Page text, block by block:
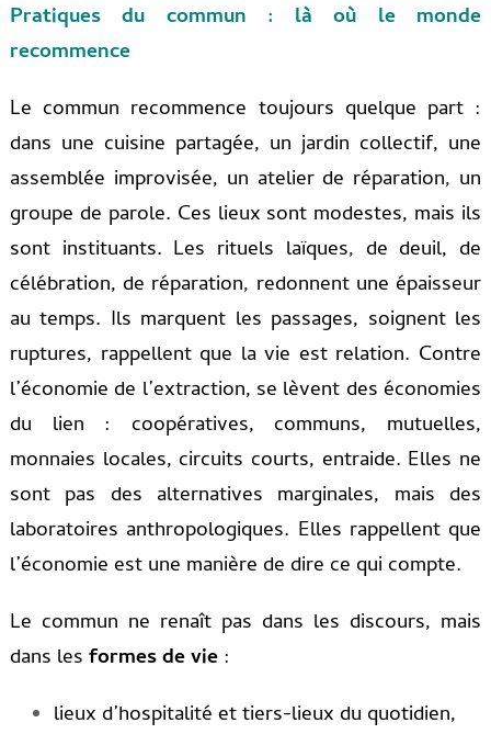
Pratiques du commun : là où le monde
recommence
Le commun recommence toujours quelque part :
dans une cuisine partagée, un jardin collectif, une
assemblée improvisée, un atelier de réparation, un
groupe de parole. Ces lieux sont modestes, mais ils
sont instituants. Les rituels laïques, de deuil, de
célébration, de réparation, redonnent une épaisseur
au temps. Ils marquent les passages, soignent les
ruptures, rappellent que la vie est relation. Contre
l’économie de l’extraction, se lèvent des économies
du lien : coopératives, communs, mutuelles,
monnaies locales, circuits courts, entraide. Elles ne
sont pas des alternatives marginales, mais des
laboratoires anthropologiques. Elles rappellent que
l’économie est une manière de dire ce qui compte.
Le commun ne renaît pas dans les discours, mais
dans lesformes de vie:
lieux d’hospitalité et tiers-lieux du quotidien,